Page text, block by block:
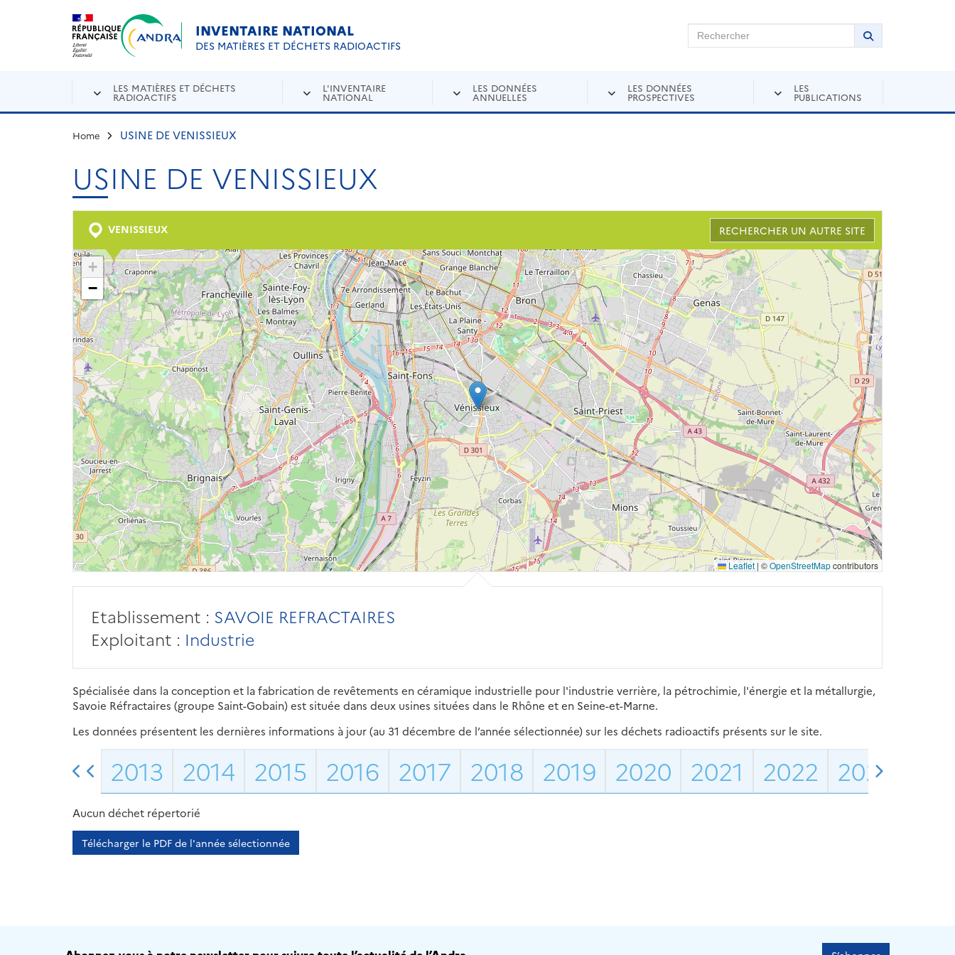
Aller au contenu principal
INVENTAIRE NATIONAL
DES MATIÈRES ET DÉCHETS RADIOACTIFS
Rechercher sur Andra Inventaire Rechercher
Lancer la
LES MATIÈRES ET DÉCHETS
RADIOACTIFS
L'INVENTAIRE
NATIONAL
LES DONNÉES
ANNUELLES
LES DONNÉES
PROSPECTIVES
LES
PUBLICATIONS
Home USINE DE VENISSIEUX
USINE DE VENISSIEUX
VENISSIEUX RECHERCHER UN AUTRE SITE
+
−
Leaflet | ©OpenStreetMapcontributors
Etablissement : SAVOIE REFRACTAIRES
Exploitant : Industrie
Spécialisée dans la conception et la fabrication de revêtements en céramique industrielle pour l'industrie verrière, la pétrochimie, l'énergie et la métallurgie,
Savoie Réfractaires (groupe Saint-Gobain) est située dans deux usines situées dans le Rhône et en Seine-et-Marne.
Les données présentent les dernières informations à jour (au 31 décembre de l’année sélectionnée) sur les déchets radioactifs présents sur le site.
2013 2014 2015 2016 2017 2018 2019 2020 2021 2022 2023
Aucun déchet répertorié
Télécharger le PDF de l'année sélectionnée